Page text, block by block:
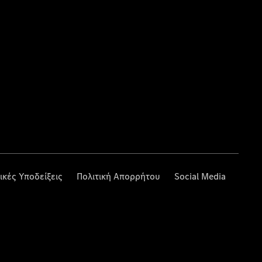
Υποδείξεις Πολιτική Απορρήτου Social Media